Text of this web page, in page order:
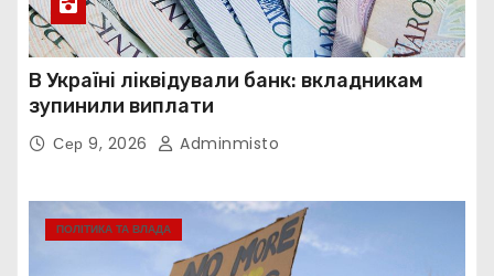
В Україні ліквідували банк: вкладникам
зупинили виплати
Сер 9, 2026 Adminmisto
ПОЛІТИКА ТА ВЛАДА